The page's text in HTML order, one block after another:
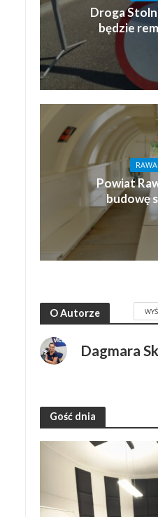
Droga
będzie
Powiat
budowę
O Autorze
Dagmara
Gość dnia